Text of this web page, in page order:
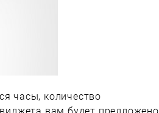
часы, количество